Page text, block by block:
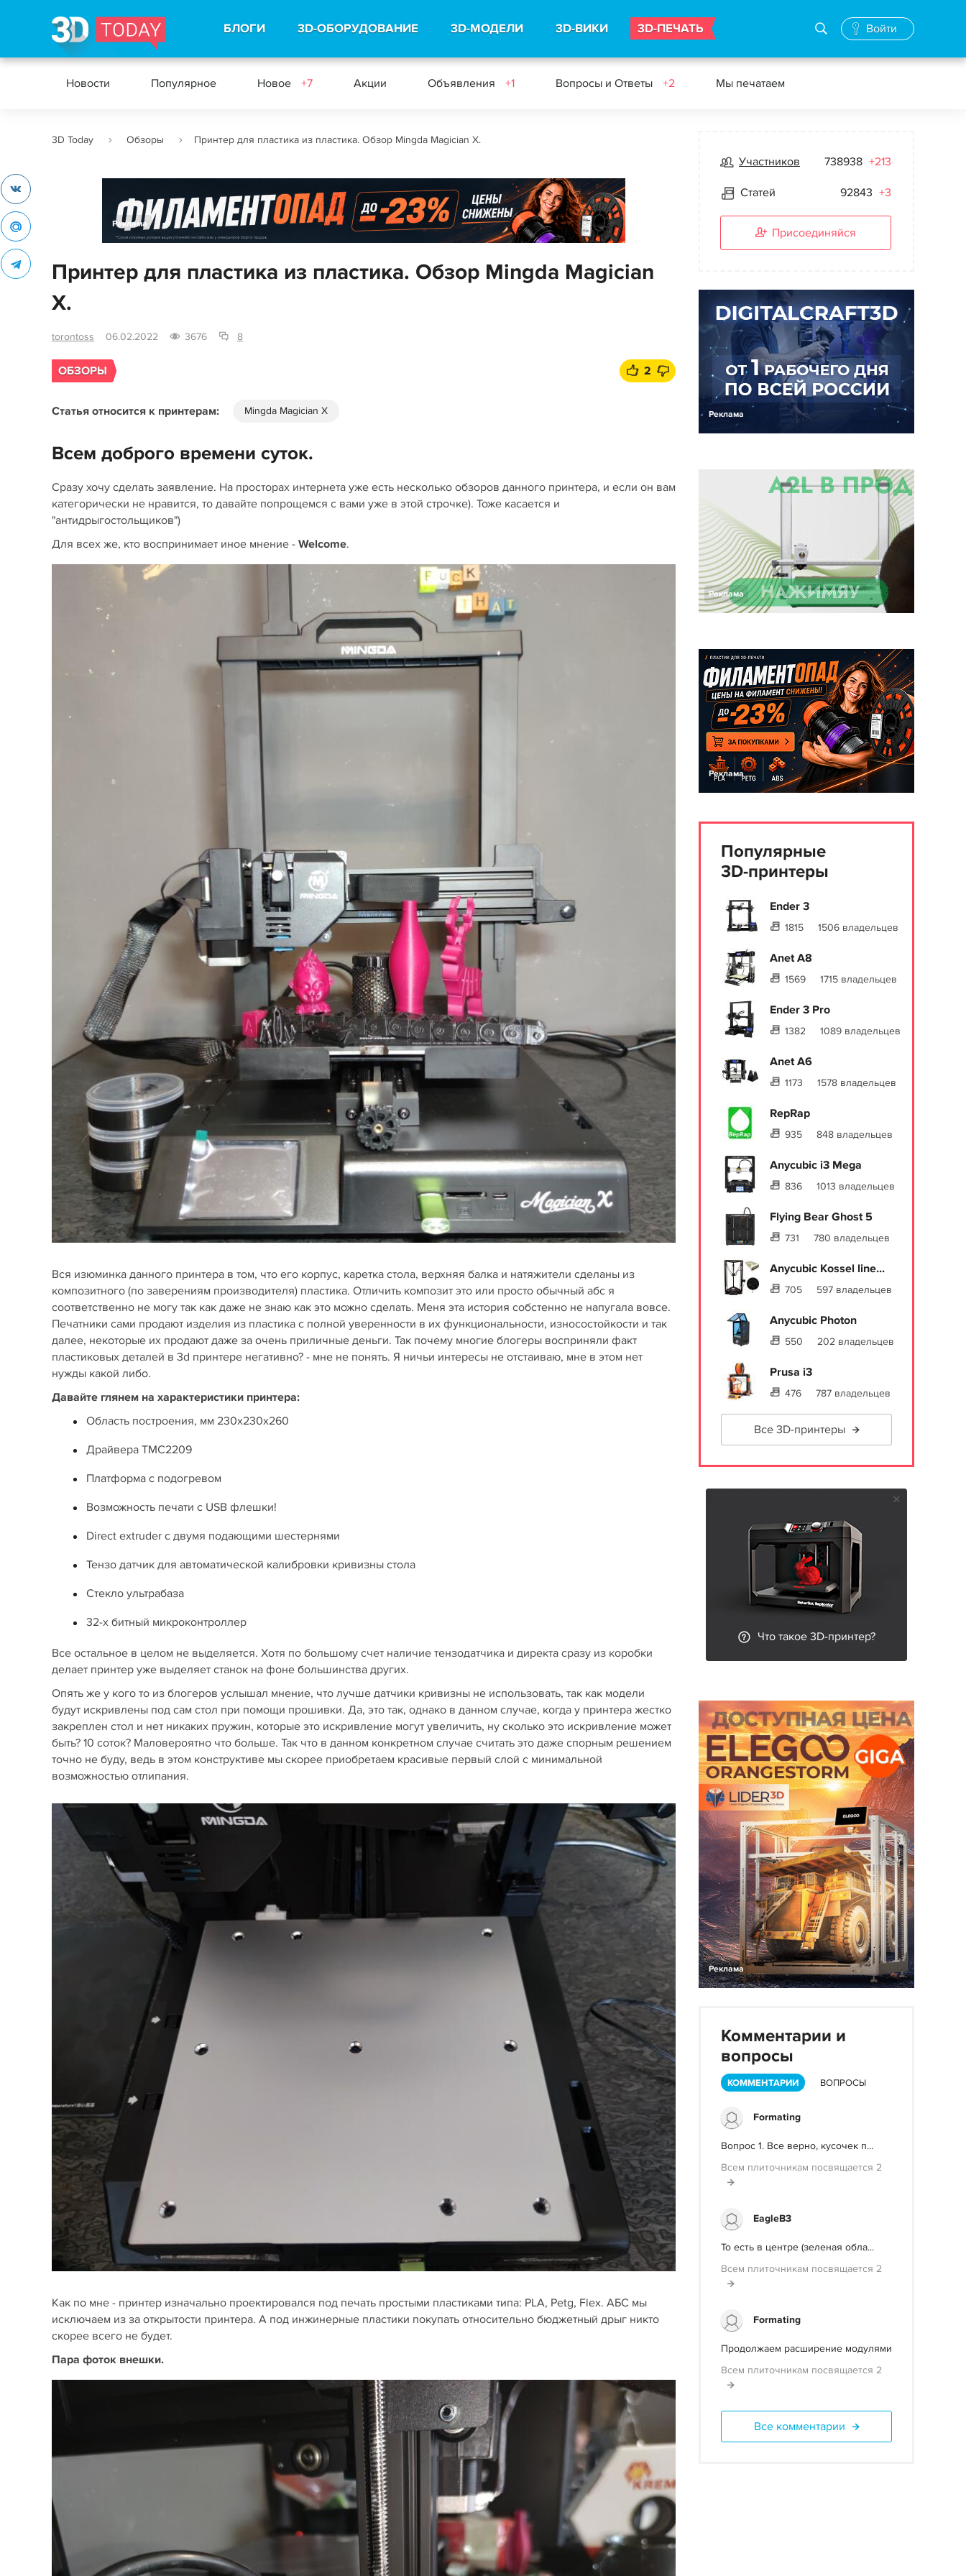
БЛОГИ 3D-ОБОРУДОВАНИЕ 3D-МОДЕЛИ 3D-ВИКИ 3D-ПЕЧАТЬ Войти
Новости Популярное Новое +7 Акции Объявления +1 Вопросы и Ответы +2 Мы печатаем
3D Today Обзоры Принтер для пластика из пластика. Обзор Mingda Magician X.
Реклама
Принтер для пластика из пластика. Обзор Mingda Magician
X.
torontoss 06.02.2022 3676 8
ОБЗОРЫ 2
Статья относится к принтерам: Mingda Magician X
Всем доброго времени суток.
Сразу хочу сделать заявление. На просторах интернета уже есть несколько обзоров данного принтера, и если он вам
категорически не нравится, то давайте попрощемся с вами уже в этой строчке). Тоже касается и
"антидрыгостольщиков")
Для всех же, кто воспринимает иное мнение - Welcome.
Вся изюминка данного принтера в том, что его корпус, каретка стола, верхняя балка и натяжители сделаны из
композитного (по заверениям производителя) пластика. Отличить композит это или просто обычный абс я
соответственно не могу так как даже не знаю как это можно сделать. Меня эта история собстенно не напугала вовсе.
Печатники сами продают изделия из пластика с полной уверенности в их функциональности, износостойкости и так
далее, некоторые их продают даже за очень приличные деньги. Так почему многие блогеры восприняли факт
пластиковых деталей в 3d принтере негативно? - мне не понять. Я ничьи интересы не отстаиваю, мне в этом нет
нужды какой либо.
Давайте глянем на характеристики принтера:
Область построения, мм 230х230х260
Драйвера TMC2209
Платформа с подогревом
Возможность печати с USB флешки!
Direct extruder с двумя подающими шестернями
Тензо датчик для автоматической калибровки кривизны стола
Стекло ультрабаза
32-х битный микроконтроллер
Все остальное в целом не выделяется. Хотя по большому счет наличие тензодатчика и директа сразу из коробки
делает принтер уже выделяет станок на фоне большинства других.
Опять же у кого то из блогеров услышал мнение, что лучше датчики кривизны не использовать, так как модели
будут искривлены под сам стол при помощи прошивки. Да, это так, однако в данном случае, когда у принтера жестко
закреплен стол и нет никаких пружин, которые это искривление могут увеличить, ну сколько это искривление может
быть? 10 соток? Маловероятно что больше. Так что в данном конкретном случае считать это даже спорным решением
точно не буду, ведь в этом конструктиве мы скорее приобретаем красивые первый слой с минимальной
возможностью отлипания.
Как по мне - принтер изначально проектировался под печать простыми пластиками типа: PLA, Petg, Flex. АБС мы
исключаем из за открытости принтера. А под инжинерные пластики покупать относительно бюджетный дрыг никто
скорее всего не будет.
Пара фоток внешки.
Участников 738938 +213
Статей 92843 +3
Присоединяйся
Реклама
Реклама
Реклама
Популярные
3D-принтеры
Ender 3
1815 1506 владельцев
Anet A8
1569 1715 владельцев
Ender 3 Pro
1382 1089 владельцев
Anet A6
1173 1578 владельцев
RepRap
935 848 владельцев
Anycubic i3 Mega
836 1013 владельцев
Flying Bear Ghost 5
731 780 владельцев
Anycubic Kossel line...
705 597 владельцев
Anycubic Photon
550 202 владельцев
Prusa i3
476 787 владельцев
Все 3D-принтеры
Что такое 3D-принтер?
Реклама
Комментарии и
вопросы
КОММЕНТАРИИ ВОПРОСЫ
Formating
Вопрос 1. Все верно, кусочек п...
Всем плиточникам посвящается 2
EagleB3
То есть в центре (зеленая обла...
Всем плиточникам посвящается 2
Formating
Продолжаем расширение модулями
Всем плиточникам посвящается 2
Все комментарии